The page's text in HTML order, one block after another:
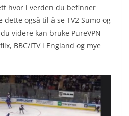
hvor i verden du befinner
også til å se TV2 Sumo og
videre kan bruke PureVPN
BBC/ITV i England og mye